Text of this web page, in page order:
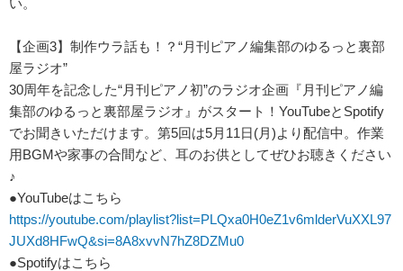
い。
【企画3】制作ウラ話も！？“月刊ピアノ編集部のゆるっと裏部
屋ラジオ”
30周年を記念した“月刊ピアノ初”のラジオ企画『月刊ピアノ編
集部のゆるっと裏部屋ラジオ』がスタート！YouTubeとSpotify
でお聞きいただけます。第5回は5月11日(月)より配信中。作業
用BGMや家事の合間など、耳のお供としてぜひお聴きください
♪
●YouTubeはこちら
https://youtube.com/playlist?list=PLQxa0H0eZ1v6mlderVuXXL97
JUXd8HFwQ&si=8A8xvvN7hZ8DZMu0
●Spotifyはこちら